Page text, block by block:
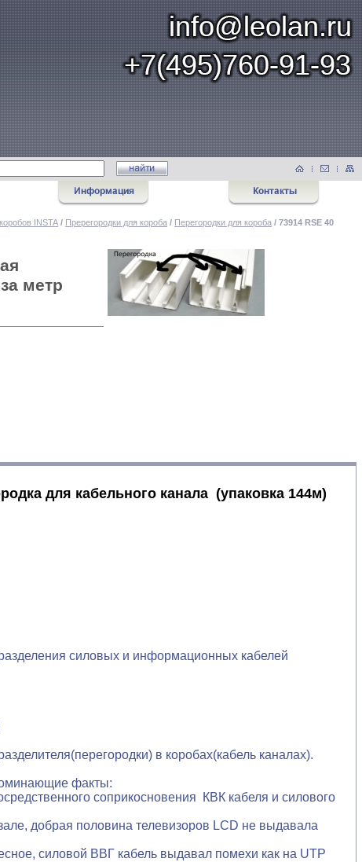
INSTA / Пререгородки для короба / Перегородки для короба / 73914 RSE 40
метр
для кабельного канала (упаковка 144м)
силовых и информационных кабелей
в коробах(кабель каналах).
факты:
соприкосновения КВК кабеля и силового
добрая половина телевизоров LCD не выдавала
силовой ВВГ кабель выдавал помехи как на UTP